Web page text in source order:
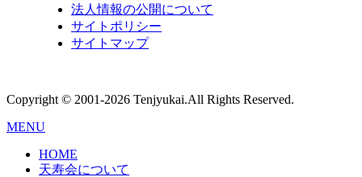
法人情報の公開について
サイトポリシー
サイトマップ
Copyright © 2001-2026 Tenjyukai.All Rights Reserved.
MENU
HOME
天寿会について